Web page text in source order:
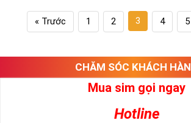
« Trước 1 2 3 4 5
CHĂM SÓC KHÁCH
Mua sim gọi ngay
Hotline